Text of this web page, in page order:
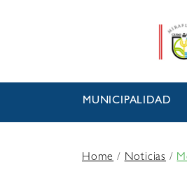
MUNICIPALIDAD
Home/Noticias /